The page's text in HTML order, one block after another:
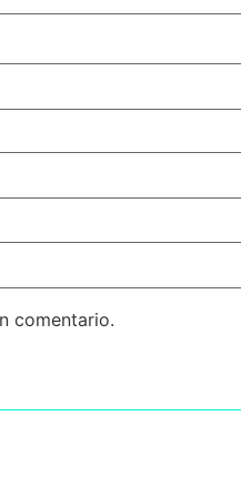
comentario.